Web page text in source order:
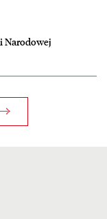
Narodowej
Biblioteki